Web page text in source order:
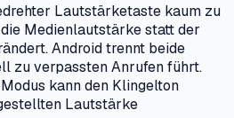
Lautstärketaste kaum zu
Medienlautstärke statt der
Android trennt beide
zu verpassten Anrufen führt.
kann den Klingelton
Lautstärke